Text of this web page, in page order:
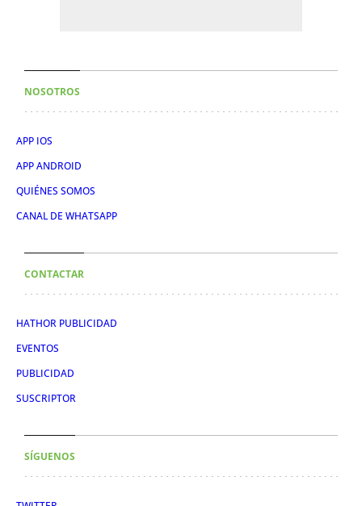
NOSOTROS
APP IOS
APP ANDROID
QUIÉNES SOMOS
CANAL DE WHATSAPP
CONTACTAR
HATHOR PUBLICIDAD
EVENTOS
PUBLICIDAD
SUSCRIPTOR
SÍGUENOS